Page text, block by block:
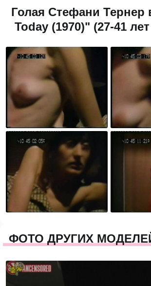
Голая Стефани Тернер
Today (1970)" (27-41
ФОТО ДРУГИХ